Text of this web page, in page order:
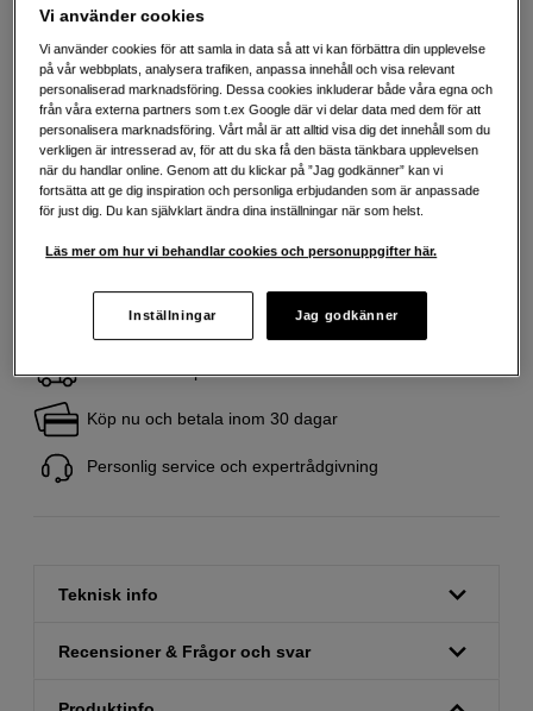
Perfekt passform för UNIT 4
Mer information
333 SEK
Handla tryggt med delbetalning eller faktura Info
Antal
Lägg i kundvagn
Fri frakt vid köp över 1 500 kronor
Köp nu och betala inom 30 dagar
Personlig service och expertrådgivning
Teknisk info
Recensioner & Frågor och svar
Vi använder cookies
Vi använder cookies för att samla in data så att vi kan förbättra din upplevelse
på vår webbplats, analysera trafiken, anpassa innehåll och visa relevant
personaliserad marknadsföring. Dessa cookies inkluderar både våra egna och
från våra externa partners som t.ex Google där vi delar data med dem för att
personalisera marknadsföring. Vårt mål är att alltid visa dig det innehåll som du
verkligen är intresserad av, för att du ska få den bästa tänkbara upplevelsen
när du handlar online. Genom att du klickar på ”Jag godkänner” kan vi
fortsätta att ge dig inspiration och personliga erbjudanden som är anpassade
för just dig. Du kan självklart ändra dina inställningar när som helst.
Läs mer om hur vi behandlar cookies och personuppgifter här.
Inställningar Jag godkänner